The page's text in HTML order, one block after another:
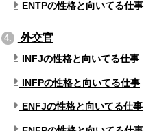
ENTPの性格と向いてる仕事
4. 外交官
INFJの性格と向いてる仕事
INFPの性格と向いてる仕事
ENFJの性格と向いてる仕事